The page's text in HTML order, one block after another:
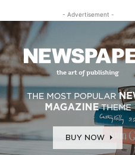
- Advertisement -